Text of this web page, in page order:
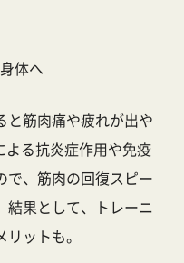
体へ
と筋肉痛や疲れが出や
よる抗炎症作用や免疫
で、筋肉の回復スピー
結果として、トレーニ
ットも。